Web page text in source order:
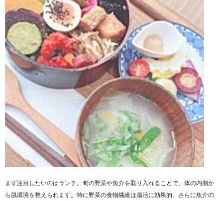
まず注目したいのはランチ。旬の野菜や魚介を取り入れることで、体の内側か
ら肌環境を整えられます。特に野菜の食物繊維は腸活に効果的。さらに魚介の